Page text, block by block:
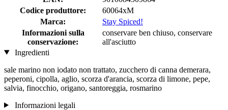
Codice produttore:
60064xM
Marca:
Stay Spiced!
Informazioni sulla
conservazione:
conservare ben chiuso, conservare
all'asciutto
Ingredienti
sale marino non iodato non trattato, zucchero di canna demerara,
peperoni, cipolla, aglio, scorza d'arancia, scorza di limone, pepe,
salvia, finocchio, origano, santoreggia, rosmarino
Informazioni legali